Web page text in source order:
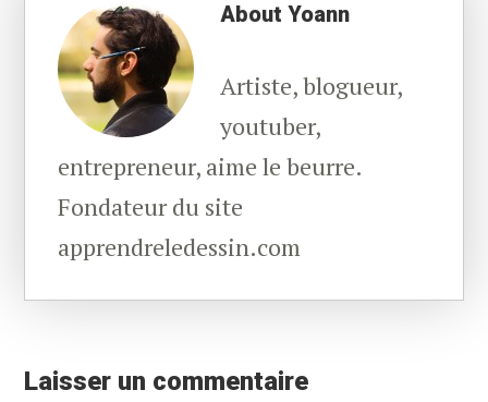
AboutYoann
Artiste, blogueur,
youtuber,
entrepreneur, aime le beurre.
Fondateur du site
apprendreledessin.com
Interactions
Laisser un commentaire